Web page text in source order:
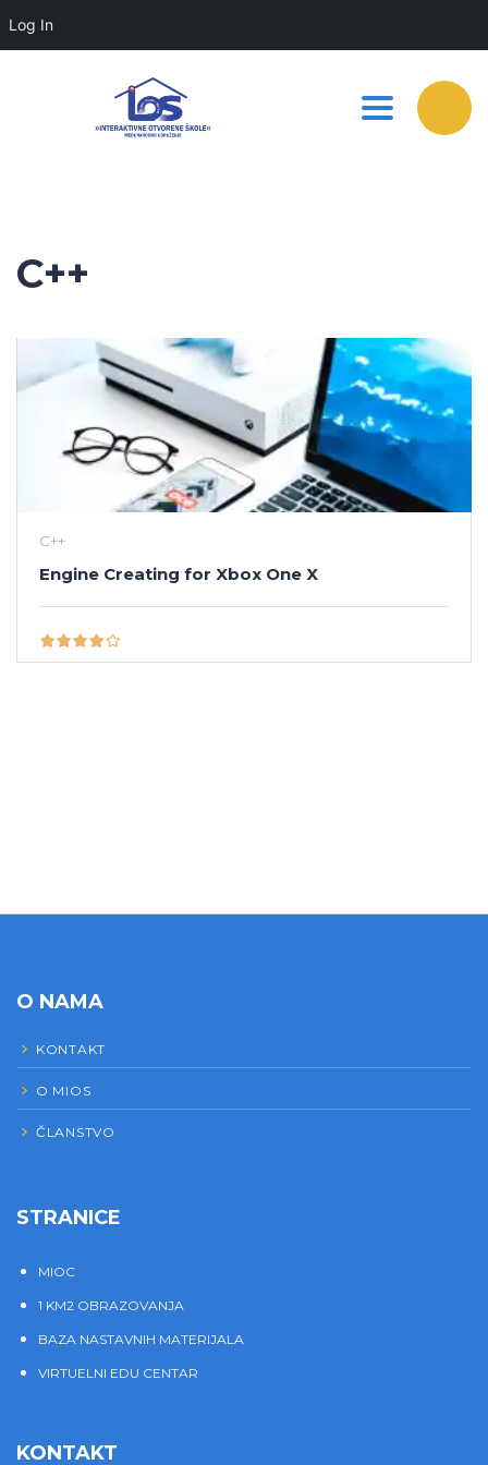
Log In
Toggle
C++
C++
Engine Creating for Xbox One X
O NAMA
KONTAKT
O MIOS
ČLANSTVO
STRANICE
MIOC
1 KM2 OBRAZOVANJA
BAZA NASTAVNIH MATERIJALA
VIRTUELNI EDU CENTAR
KONTAKT